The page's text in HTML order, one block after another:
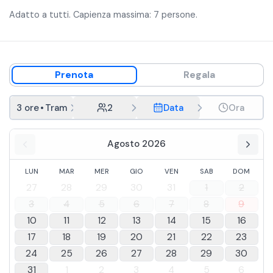
Adatto a tutti. Capienza massima: 7 persone.
Prenota Regala
3 ore• Tramonto 2 Data Ora
Agosto 2026
LUN MAR MER GIO VEN SAB DOM
27 28 29 30 31 1
2
3
4 5 6 7 8
9
10
11 12 13 14 15
16
17
18 19 20 21 22
23
24
25 26 27 28 29
30
31
1 2 3 4 5 6